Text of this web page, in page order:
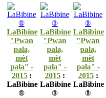
LaBibine
"Pwan
pala,
mèt
pala" -
2015:
LaBibine
®
LaBibine
"Pwan
pala,
mèt
pala" -
2015:
LaBibine
®
LaBibine
"Pwan
pala,
mèt
pala" -
2015:
LaBibine
®